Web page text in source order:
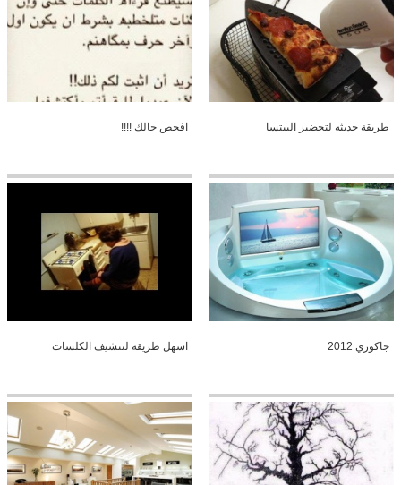
طريقة حديثه لتحضير البيتسا افحص حالك !!!!
جاكوزي 2012 اسهل طريقه لتنشيف الكلسات